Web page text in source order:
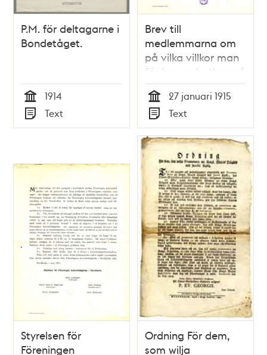
P.M. för deltagarne i
Bondetåget.
Tid
1914
Typ
Text
Brev till
medlemmarna om
på vilka villkor man
för bygga lusthus på
sin kolonilott från
styrelsen för
Föreningen
Koloniträdgårdar i
Stockholm
Tid
27 januari 1915
Typ
Text
Styrelsen för
Föreningen
Ordning För dem,
som wilja